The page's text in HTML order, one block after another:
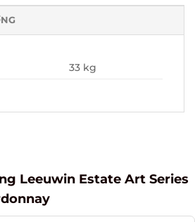
33 kg
Leeuwin Estate Art Series